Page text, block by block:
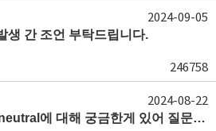
생 간 조언 부탁드립니다.
246758
2024-09-05
RF플라즈마에서 quasineutral에 대해 궁금한게 있어 질문글 올립니다.[quasineutral]
2024-08-22